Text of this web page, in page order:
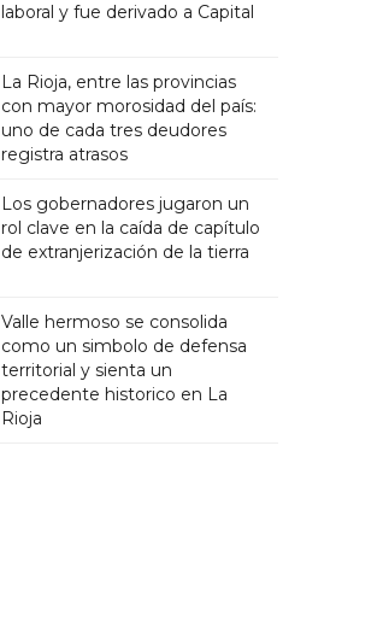
laboral y fue derivado a Capital
La Rioja, entre las provincias
con mayor morosidad del país:
uno de cada tres deudores
registra atrasos
Los gobernadores jugaron un
rol clave en la caída de capítulo
de extranjerización de la tierra
Valle hermoso se consolida
como un simbolo de defensa
territorial y sienta un
precedente historico en La
Rioja